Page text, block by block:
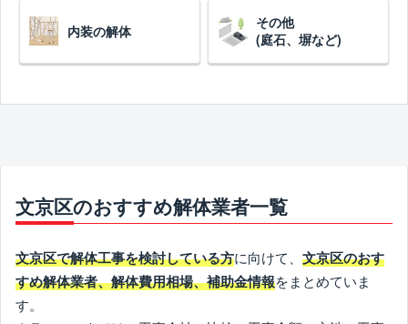
内装の解体
その他
(庭石、塀など)
文京区のおすすめ解体業者一覧
文京区で解体工事を検討している方に向けて、 文京区のおす
すめ解体業者、解体費用相場、補助金情報をまとめていま
す。